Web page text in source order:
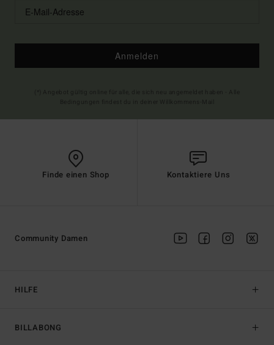
Anmelden
Finde einen Shop Kontaktiere Uns
HILFE
BILLABONG
Community Damen